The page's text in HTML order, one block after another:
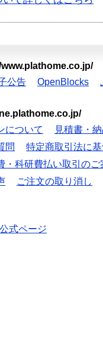
公告 OpenBlocks
について
見積書・
問
特定商取引法に
・科研費払い取引のご
ご注文の取り消し
式ページ